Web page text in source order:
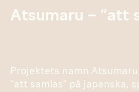
Atsumaru – ”att
Projektets namn
”att samlas” på japanska,